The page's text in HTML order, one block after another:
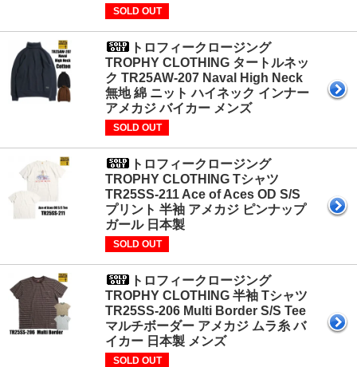
SOLD OUT
トロフィークロージング
TROPHY CLOTHING タートルネッ
ク TR25AW-207 Naval High Neck
無地 綿 ニット ハイネック インナー
アメカジ バイカー メンズ
SOLD OUT
トロフィークロージング
TROPHY CLOTHING Tシャツ
TR25SS-211 Ace of Aces OD S/S
プリント 半袖 アメカジ ピンナップ
ガール 日本製
SOLD OUT
トロフィークロージング
TROPHY CLOTHING 半袖 Tシャツ
TR25SS-206 Multi Border S/S Tee
マルチボーダー アメカジ ムラ糸 バ
イカー 日本製 メンズ
SOLD OUT